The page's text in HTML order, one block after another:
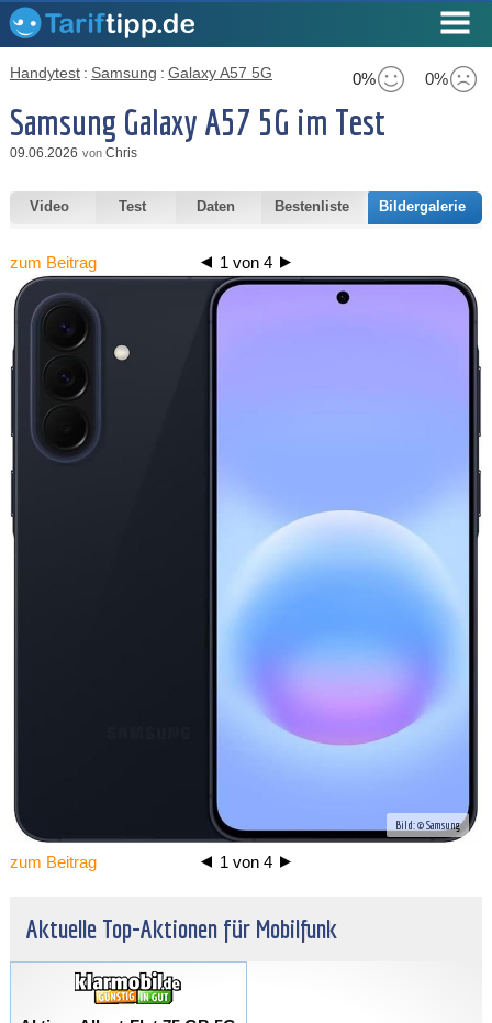
0% 0%
Handytest : Samsung : Galaxy A57 5G
Samsung Galaxy A57 5G im Test
09.06.2026 von Chris
Video Test Daten Bestenliste Bildergalerie
zum Beitrag 1 von4
Bild: © Samsung
zum Beitrag 1 von4
Aktuelle Top-Aktionen für Mobilfunk